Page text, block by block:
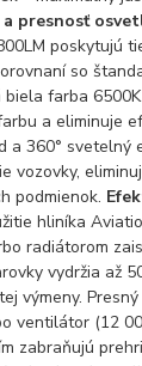
a presnosť
poskytujú
so
biela farba
a eliminuje
a 360° svetelný
vozovky,
podmienok.
hliníka
radiátorom
vydržia až
výmeny.
ventilátor (12
zabraňujú